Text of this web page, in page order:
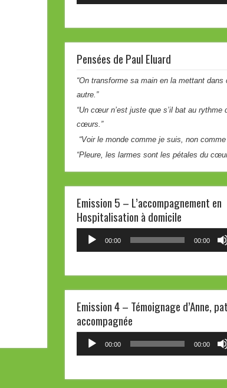
Pensées de Paul Eluard
“On transforme sa main en la mettant dans
autre.”
“Un cœur n’est juste que s’il bat au rythme
cœurs.”
“Voir le monde comme je suis, non
“Pleure, les larmes sont les pétales du
Emission 5 – L’accompagnement en
Hospitalisation à domicile
Lecteur
00:00 00:00
Emission 4 – Témoignage d’Anne,
accompagnée
Lecteur
00:00 00:00